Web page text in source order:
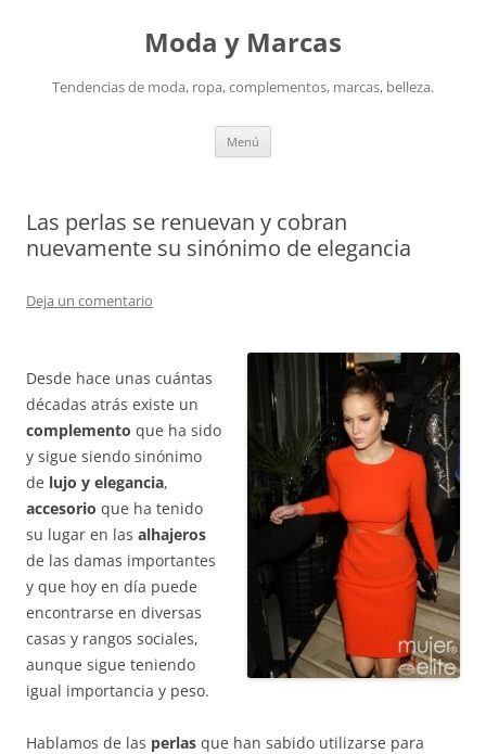
Moda y Marcas
Tendencias de moda, ropa, complementos, marcas, belleza.
Menú
Las perlas se renuevan y cobran
nuevamente su sinónimo de elegancia
Deja un comentario
Desde hace unas cuántas
décadas atrás existe un
complemento que ha sido
y sigue siendo sinónimo
de lujo y elegancia,
accesorio que ha tenido
su lugar en las alhajeros
de las damas importantes
y que hoy en día puede
encontrarse en diversas
casas y rangos sociales,
aunque sigue teniendo
igual importancia y peso.
Hablamos de las perlas que han sabido utilizarse para